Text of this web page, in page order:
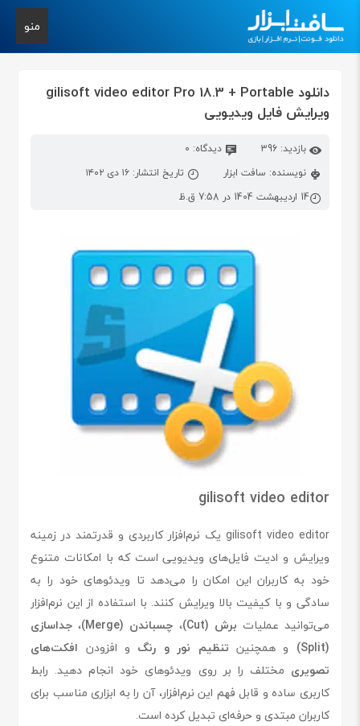
منو
دانلود gilisoft video editor Pro 18.3 + Portable
ویرایش فایل ویدیویی
بازدید: 396
دیدگاه: 0
نویسنده: سافت ابزار
تاریخ انتشار: ۱۶ دی ۱۴۰۲
14 اردیبهشت 1404 در 7:58 ق.ظ
gilisoft video editor
gilisoft video editor یک نرم‌افزار کاربردی و قدرتمند در زمینه
ویرایش و ادیت فایل‌های ویدیویی است که با امکانات متنوع
خود به کاربران این امکان را می‌دهد تا ویدئوهای خود را به
سادگی و با کیفیت بالا ویرایش کنند. با استفاده از این نرم‌افزار
می‌توانید عملیات برش (Cut) ، چسباندن (Merge) ، جداسازی
(Split)
و همچنین تنظیم نور و رنگ و افزودن افکت‌های
تصویری مختلف را بر روی ویدئوهای خود انجام دهید. رابط
کاربری ساده و قابل فهم این نرم‌افزار، آن را به ابزاری مناسب برای
کاربران مبتدی و حرفه‌ای تبدیل کرده است.